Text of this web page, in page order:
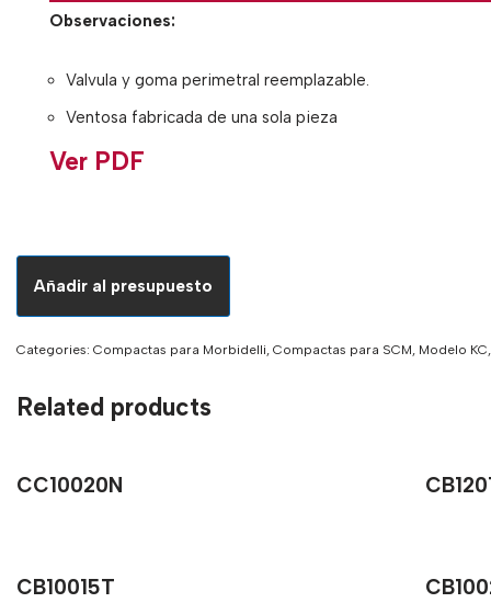
Observaciones:
Valvula y goma perimetral reemplazable.
Ventosa fabricada de una sola pieza
Ver PDF
Añadir al presupuesto
Categories: Compactas para Morbidelli, Compactas para SCM, Modelo KC
Related products
CC10020N
CB10015T